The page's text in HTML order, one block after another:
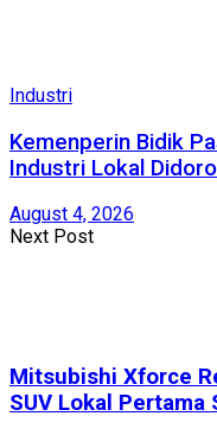
Industri
Kemenperin Bidik
Industri Lokal
August 4, 2026
Next Post
Mitsubishi Xforce
SUV Lokal Pertama